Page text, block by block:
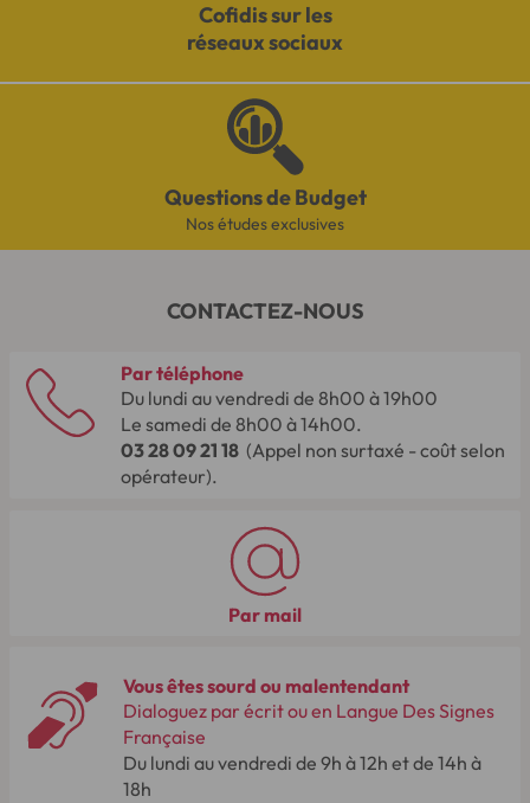
Cofidis sur les
réseaux sociaux
Questions de Budget
Nos études exclusives
CONTACTEZ-NOUS
Par téléphone
Du lundi au vendredi de 8h00 à 19h00
Le samedi de 8h00 à 14h00.
03 28 09 21 18 (Appel non surtaxé - coût selon
opérateur).
Par mail
Vous êtes sourd ou malentendant
Dialoguez par écrit ou en Langue Des Signes
Française
Du lundi au vendredi de 9h à 12h et de 14h à
18h